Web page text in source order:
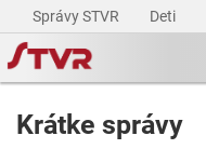
Správy STVR Deti
Krátke správy